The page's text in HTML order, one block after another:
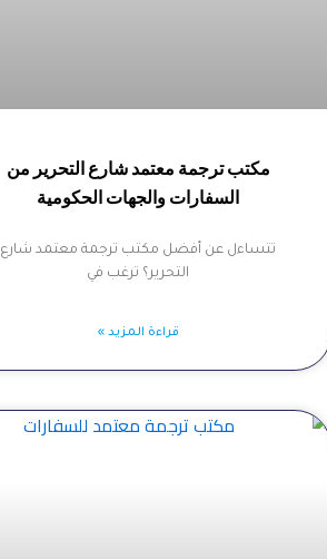
مكتب ترجمة معتمد شارع التحرير من
السفارات والجهات الحكومية
تتساءل عن أفضل مكتب ترجمة معتمد شارع
التحرير؟ ترغب في
قراءة المزيد »